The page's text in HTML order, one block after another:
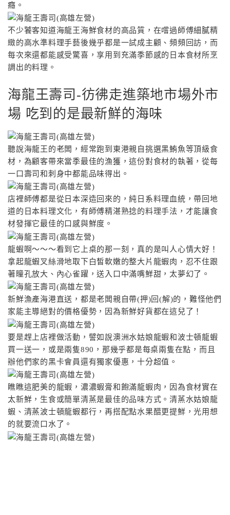
癮。
不少饕客知道海龍王海鮮食材的高品質，在嚐過師傅細膩精
緻的高水準料理手藝後幾乎都是一試成主顧、頻頻回訪，而
每次來還都能感受驚喜，享用到充滿季節感的日本食材所烹
調出的料理。
海龍王壽司-彷彿走進築地市場外市
場 吃到的是最新鮮的海味
聽說海龍王的老闆，經常跑到東港親自挑選黑鮪魚等頂級食
材，為顧客帶來當季最佳的漁獲，這份對食材的執著，從每
一口壽司和刺身中都能品味得出。
店裡師傅都是從日本深造回來的，純日系料理血統，帶回地
道的日本料理文化，有師傅精湛熟捻的料理手法，才能讓食
材發揮它最佳的口感與鮮度。
龍蝦啊〜〜〜看到它上桌的那一刻，真的是叫人心情大好！
拿起龍蝦叉絲滑地取下白皙軟嫩的整大片龍蝦肉，忍不住跟
著瞳孔放大、內心雀躍，送入口中滿嘴鮮甜，太夢幻了。
新鮮漁產海港直送，都是老闆親自帶(押)回(解)的，難怪他們
家能主導絕對的價格優勢，因為新鮮好貨都在這兒了！
要是趕上店裡做活動，譬如說澳洲水姑娘龍蝦和波士頓龍蝦
買一送一，或是兩隻890，那幾乎都是每桌兩隻在點，而且
辦他們家的黑卡會員還有獨家優惠，十分超值。
瞧瞧這肥美的龍蝦，濃濃蝦膏和飽滿龍蝦肉，因為食材實在
太新鮮，生食或簡單清蒸是最佳的品味方式。清蒸水姑娘龍
蝦、清蒸波士頓龍蝦都行，再搭配點水果醋更提鮮，光用想
的就要流口水了。